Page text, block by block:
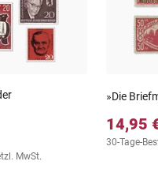
MwSt.
»Die
14,95
30-Tage-